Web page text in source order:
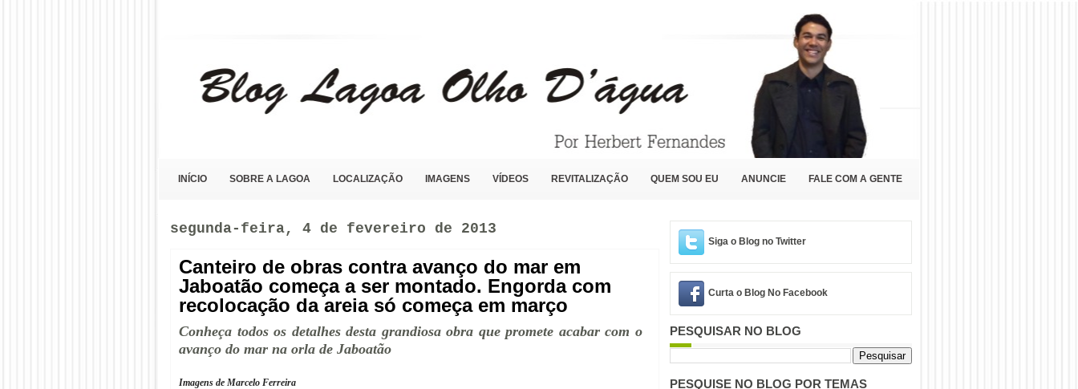
INÍCIO SOBRE A LAGOA LOCALIZAÇÃO IMAGENS VÍDEOS REVITALIZAÇÃO QUEM SOU EU ANUNCIE FALE COM A GENTE
segunda-feira, 4 de fevereiro de 2013
Canteiro de obras contra avanço do mar em
Jaboatão começa a ser montado. Engorda com
recolocação da areia só começa em março
Conheça todos os detalhes desta grandiosa obra que promete acabar com o
avanço do mar na orla de Jaboatão
Imagens de Marcelo Ferreira
Siga o Blog no Twitter
Curta o Blog No Facebook
PESQUISAR NO BLOG
PESQUISE NO BLOG POR TEMAS